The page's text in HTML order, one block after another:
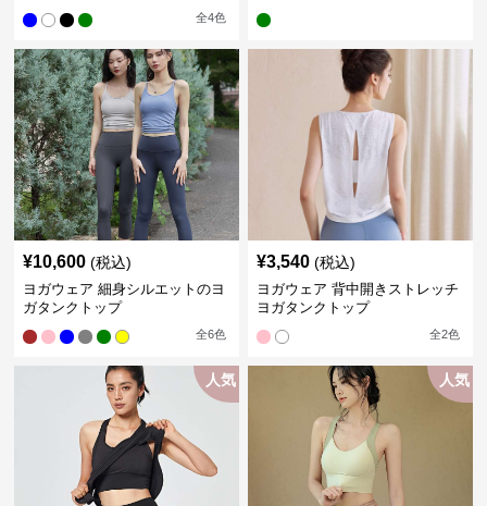
全4色
¥10,600 (税込)
ヨガウェア 細身シルエットのヨ
ガタンクトップ
全6色
¥3,540 (税込)
ヨガウェア 背中開きストレッチ
ヨガタンクトップ
全2色
人気 人気